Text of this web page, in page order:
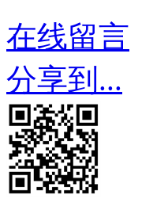
在线留言
分享到...